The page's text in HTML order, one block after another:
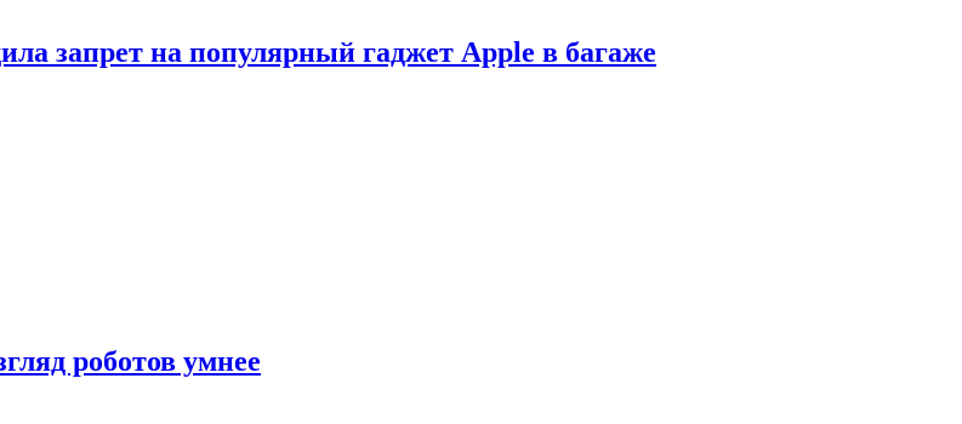
запрет на популярный гаджет Apple в багаже
роботов умнее